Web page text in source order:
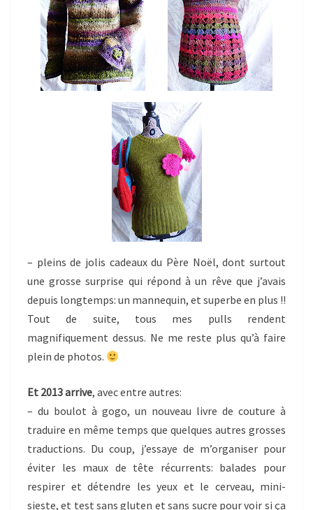
– pleins de jolis cadeaux du Père Noël, dont surtout
une grosse surprise qui répond à un rêve que j’avais
depuis longtemps: un mannequin, et superbe en plus !!
Tout de suite, tous mes pulls rendent
magnifiquement dessus. Ne me reste plus qu’à faire
plein de photos.
Et 2013 arrive, avec entre autres:
– du boulot à gogo, un nouveau livre de couture à
traduire en même temps que quelques autres grosses
traductions. Du coup, j’essaye de m’organiser pour
éviter les maux de tête récurrents: balades pour
respirer et détendre les yeux et le cerveau, mini-
sieste, et test sans gluten et sans sucre pour voir si ça